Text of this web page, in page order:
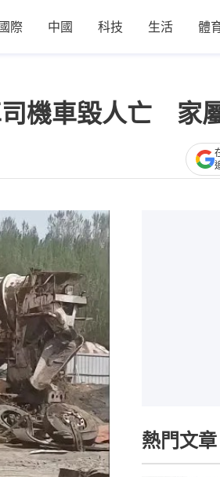
國際 中國 科技 生活 體
機車毀人亡 家
熱門文章